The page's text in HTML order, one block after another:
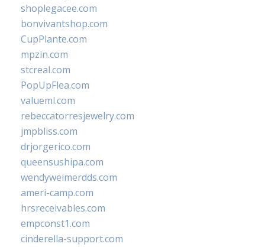
shoplegacee.com
bonvivantshop.com
CupPlante.com
mpzin.com
stcreal.com
PopUpFlea.com
valueml.com
rebeccatorresjewelry.com
jmpbliss.com
drjorgerico.com
queensushipa.com
wendyweimerdds.com
ameri-camp.com
hrsreceivables.com
empconst1.com
cinderella-support.com